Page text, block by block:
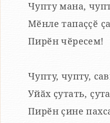
Чупту мана,
Мӗнле тапаҫҫӗ
Пирӗн чӗресем!
Чупту, чупту,
Уйӑх ҫутать,
Пирӗн ҫине